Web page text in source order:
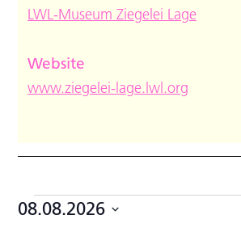
LWL-Museum Ziegelei Lage
Website
www.ziegelei-lage.lwl.org
Veranstaltungen
08.08.2026